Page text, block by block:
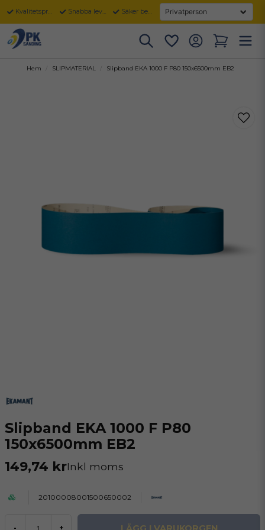
Kvalitetsprodukter Snabba leveranser Säker betalning
Hem SLIPMATERIAL Slipband EKA 1000 F P80 150x6500mm EB2
Slipband EKA 1000 F P80
150x6500mm EB2
149,74 krInkl moms
20100008001500650002
- +